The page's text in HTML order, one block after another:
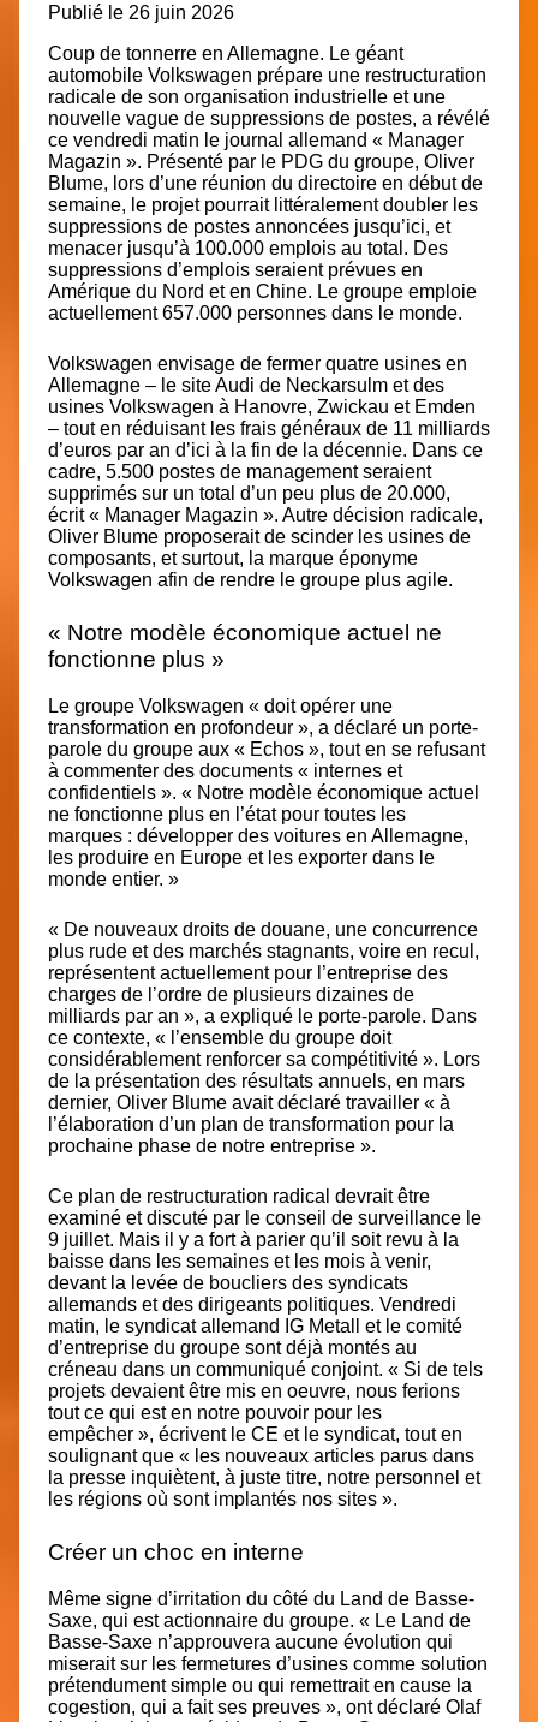
Publié le 26 juin 2026
Coup de tonnerre en Allemagne. Le géant
automobile Volkswagen prépare une restructuration
radicale de son organisation industrielle et une
nouvelle vague de suppressions de postes, a révélé
ce vendredi matin le journal allemand « Manager
Magazin ». Présenté par le PDG du groupe, Oliver
Blume, lors d’une réunion du directoire en début de
semaine, le projet pourrait littéralement doubler les
suppressions de postes annoncées jusqu’ici, et
menacer jusqu’à 100.000 emplois au total. Des
suppressions d’emplois seraient prévues en
Amérique du Nord et en Chine. Le groupe emploie
actuellement 657.000 personnes dans le monde.
Volkswagen envisage de fermer quatre usines en
Allemagne – le site Audi de Neckarsulm et des
usines Volkswagen à Hanovre, Zwickau et Emden
– tout en réduisant les frais généraux de 11 milliards
d’euros par an d’ici à la fin de la décennie. Dans ce
cadre, 5.500 postes de management seraient
supprimés sur un total d’un peu plus de 20.000,
écrit « Manager Magazin ». Autre décision radicale,
Oliver Blume proposerait de scinder les usines de
composants, et surtout, la marque éponyme
Volkswagen afin de rendre le groupe plus agile.
« Notre modèle économique actuel ne
fonctionne plus »
Le groupe Volkswagen « doit opérer une
transformation en profondeur », a déclaré un porte-
parole du groupe aux « Echos », tout en se refusant
à commenter des documents « internes et
confidentiels ». « Notre modèle économique actuel
ne fonctionne plus en l’état pour toutes les
marques : développer des voitures en Allemagne,
les produire en Europe et les exporter dans le
monde entier. »
« De nouveaux droits de douane, une concurrence
plus rude et des marchés stagnants, voire en recul,
représentent actuellement pour l’entreprise des
charges de l’ordre de plusieurs dizaines de
milliards par an », a expliqué le porte-parole. Dans
ce contexte, « l’ensemble du groupe doit
considérablement renforcer sa compétitivité ». Lors
de la présentation des résultats annuels, en mars
dernier, Oliver Blume avait déclaré travailler « à
l’élaboration d’un plan de transformation pour la
prochaine phase de notre entreprise ».
Ce plan de restructuration radical devrait être
examiné et discuté par le conseil de surveillance le
9 juillet. Mais il y a fort à parier qu’il soit revu à la
baisse dans les semaines et les mois à venir,
devant la levée de boucliers des syndicats
allemands et des dirigeants politiques. Vendredi
matin, le syndicat allemand IG Metall et le comité
d’entreprise du groupe sont déjà montés au
créneau dans un communiqué conjoint. « Si de tels
projets devaient être mis en oeuvre, nous ferions
tout ce qui est en notre pouvoir pour les
empêcher », écrivent le CE et le syndicat, tout en
soulignant que « les nouveaux articles parus dans
la presse inquiètent, à juste titre, notre personnel et
les régions où sont implantés nos sites ».
Créer un choc en interne
Même signe d’irritation du côté du Land de Basse-
Saxe, qui est actionnaire du groupe. « Le Land de
Basse-Saxe n’approuvera aucune évolution qui
miserait sur les fermetures d’usines comme solution
prétendument simple ou qui remettrait en cause la
cogestion, qui a fait ses preuves », ont déclaré Olaf